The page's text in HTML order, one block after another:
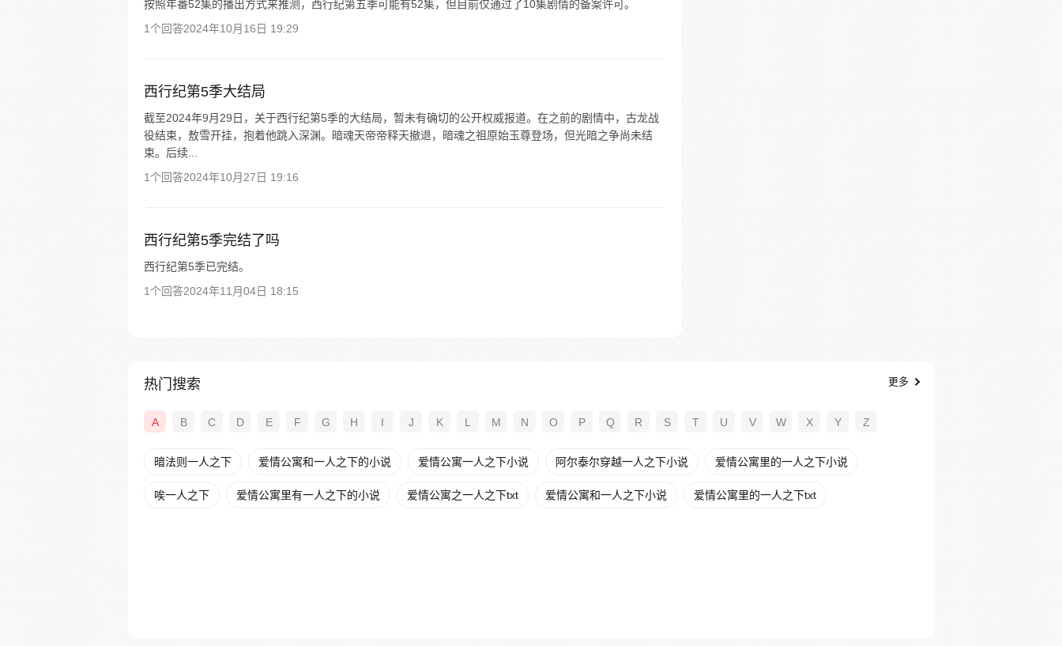
按照年番52集的播出方式来推测，西行纪第五季可能有52集，但目前仅通过了10集剧情的备案许可。
1个回答2024年10月16日 19:29
西行纪第5季大结局
截至2024年9月29日，关于西行纪第5季的大结局，暂未有确切的公开权威报道。在之前的剧情中，古龙战
役结束，敖雪开挂，抱着他跳入深渊。暗魂天帝帝释天撤退，暗魂之祖原始玉尊登场，但光暗之争尚未结
束。后续...
1个回答2024年10月27日 19:16
西行纪第5季完结了吗
西行纪第5季已完结。
1个回答2024年11月04日 18:15
热门搜索 更多
A B C D E F G H I J K L M N O P Q R S T U V W X Y Z
暗法则一人之下 爱情公寓和一人之下的小说 爱情公寓一人之下小说 阿尔泰尔穿越一人之下小说 爱情公寓里的一人之下小说
唉一人之下 爱情公寓里有一人之下的小说 爱情公寓之一人之下txt 爱情公寓和一人之下小说 爱情公寓里的一人之下txt